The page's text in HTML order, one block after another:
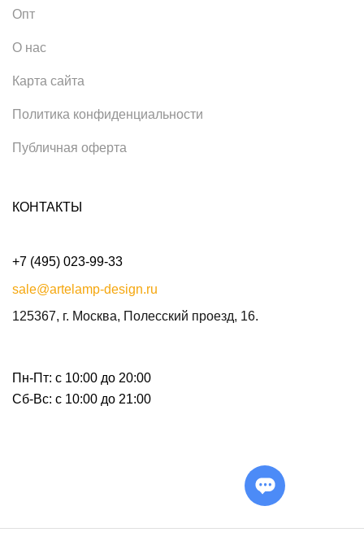
Опт
О нас
Карта сайта
Политика конфиденциальности
Публичная оферта
КОНТАКТЫ
+7 (495) 023-99-33
sale@artelamp-design.ru
125367, г. Москва, Полесский проезд, 16.
Пн-Пт: с 10:00 до 20:00
Сб-Вс: с 10:00 до 21:00